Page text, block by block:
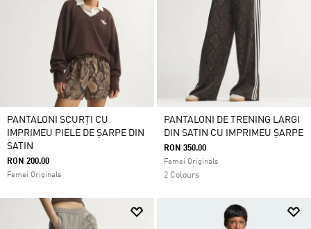
PANTALONI SCURȚI CU
IMPRIMEU PIELE DE ȘARPE DIN
SATIN
RON 200.00
Femei Originals
PANTALONI DE TRENING LARGI
DIN SATIN CU IMPRIMEU ȘARPE
RON 350.00
Femei Originals
2 Colours